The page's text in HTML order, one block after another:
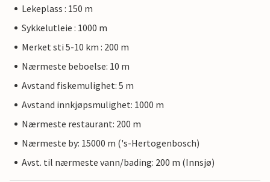
Lekeplass : 150 m
Sykkelutleie : 1000 m
Merket sti 5-10 km : 200 m
Nærmeste beboelse: 10 m
Avstand fiskemulighet: 5 m
Avstand innkjøpsmulighet: 1000 m
Nærmeste restaurant: 200 m
Nærmeste by: 15000 m ('s-Hertogenbosch)
Avst. til nærmeste vann/bading: 200 m (Innsjø)